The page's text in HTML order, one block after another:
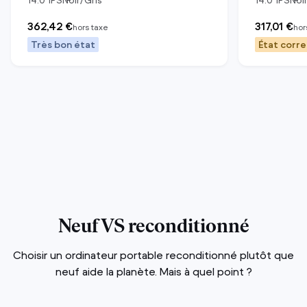
362,42 €hors taxe
Très bon état
317,01 €
État
Neuf VS reconditionné
Choisir un ordinateur portable reconditionné plutôt que
neuf aide la planète. Mais à quel point ?